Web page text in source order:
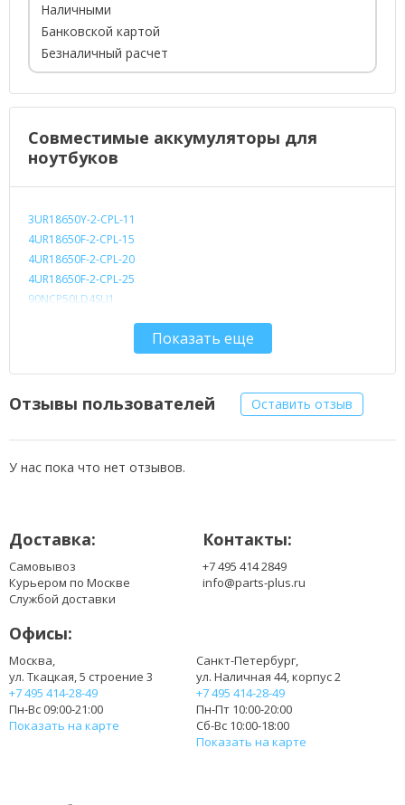
Наличными
Банковской картой
Безналичный расчет
Совместимые аккумуляторы для
ноутбуков
3UR18650Y-2-CPL-11
4UR18650F-2-CPL-15
4UR18650F-2-CPL-20
4UR18650F-2-CPL-25
90NCP50LD4SU1
BATBL50L4
BATBL50L6
BATBL50L8H
BT.00404.008
BT.00605.004
BT.00607.004
BT.00804.012
BT.T00803.005
BT.T00804.005
BT.T3506.002
LC.BTP01.017
Показать еще
Отзывы пользователей Оставить отзыв
У нас пока что нет отзывов.
Доставка:
Самовывоз
Курьером по Москве
Службой доставки
Контакты:
+7 495 414 2849
info@parts-plus.ru
Офисы:
Москва,
ул. Ткацкая, 5 строение 3
+7 495 414-28-49
Пн-Вс 09:00-21:00
Показать на карте
Санкт-Петербург,
ул. Наличная 44, корпус 2
+7 495 414-28-49
Пн-Пт 10:00-20:00
Сб-Вс 10:00-18:00
Показать на карте